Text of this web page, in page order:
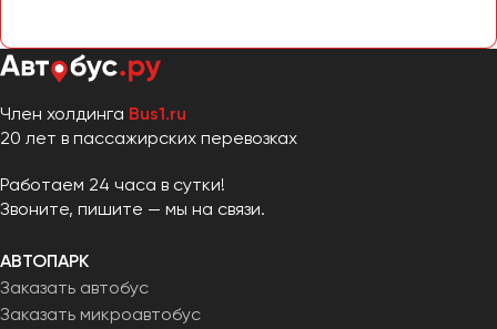
Член холдинга Bus1.ru
20 лет в пассажирских перевозках
Работаем 24 часа в сутки!
Звоните, пишите — мы на связи.
АВТОПАРК
Заказать автобус
Заказать микроавтобус